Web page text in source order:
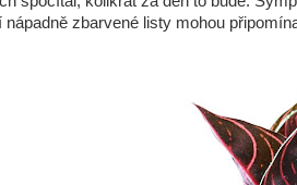
nápadně zbarvené listy mohou